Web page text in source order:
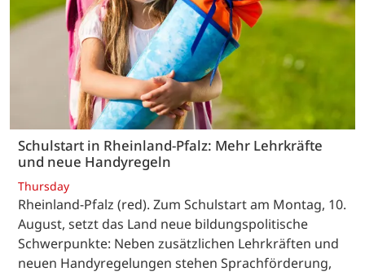
Schulstart in Rheinland-Pfalz: Mehr Lehrkräfte
und neue Handyregeln
Thursday
Rheinland-Pfalz (red). Zum Schulstart am Montag, 10.
August, setzt das Land neue bildungspolitische
Schwerpunkte: Neben zusätzlichen Lehrkräften und
neuen Handyregelungen stehen Sprachförderung,